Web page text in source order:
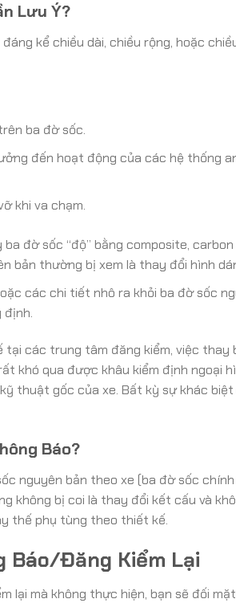
Lưu Ý?
kể chiều dài, chiều rộng, hoặc
ba đờ sốc.
đến hoạt động của các hệ thống
khi va chạm.
đờ sốc “độ” bằng composite,
bản thường bị xem là thay đổi hình
các chi tiết nhô ra khỏi ba đờ sốc
định.
tại các trung tâm đăng kiểm, việc thay
khó qua được khâu kiểm định ngoại
thuật gốc của xe. Bất kỳ sự khác
Báo?
nguyên bản theo xe (ba đờ sốc chính
không bị coi là thay đổi kết cấu và
thế phụ tùng theo thiết kế.
Báo/Đăng Kiểm Lại
lại mà không thực hiện, bạn sẽ đối